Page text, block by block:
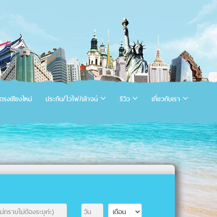
งเชียงใหม่ ประกัน/ไวไฟ/เล้าจน์ รีวิว เกี่ยวกับเรา